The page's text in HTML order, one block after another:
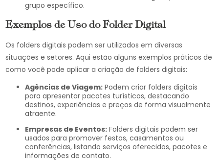
grupo específico.
Exemplos de Uso do Folder Digital
Os folders digitais podem ser utilizados em diversas
situações e setores. Aqui estão alguns exemplos práticos de
como você pode aplicar a criação de folders digitais:
Agências de Viagem: Podem criar folders digitais
para apresentar pacotes turísticos, destacando
destinos, experiências e preços de forma visualmente
atraente.
Empresas de Eventos: Folders digitais podem ser
usados para promover festas, casamentos ou
conferências, listando serviços oferecidos, pacotes e
informações de contato.